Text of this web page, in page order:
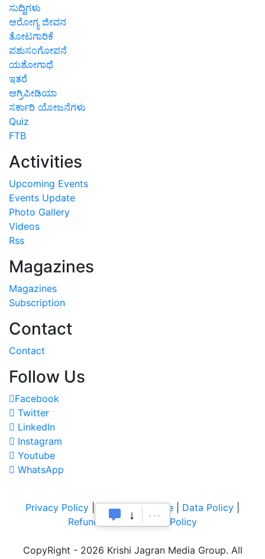
ಸುದ್ದಿಗಳು
ಆರೋಗ್ಯ ಜೀವನ
ತೋಟಗಾರಿಕೆ
ಪಶುಸಂಗೋಪನೆ
ಯಶೋಗಾಥೆ
ಇತರೆ
ಅಗ್ರಿಪೀಡಿಯಾ
ಸರ್ಕಾರಿ ಯೋಜನೆಗಳು
Quiz
FTB
Activities
Upcoming Events
Events Update
Photo Gallery
Videos
Rss
Magazines
Magazines
Subscription
Contact
Contact
Follow Us
Facebook
Twitter
LinkedIn
Instagram
Youtube
WhatsApp
Privacy Policy |Terms of Service Data Policy
Refund & Cancellation Policy
CopyRight - 2026 Krishi Jagran Media Group. All